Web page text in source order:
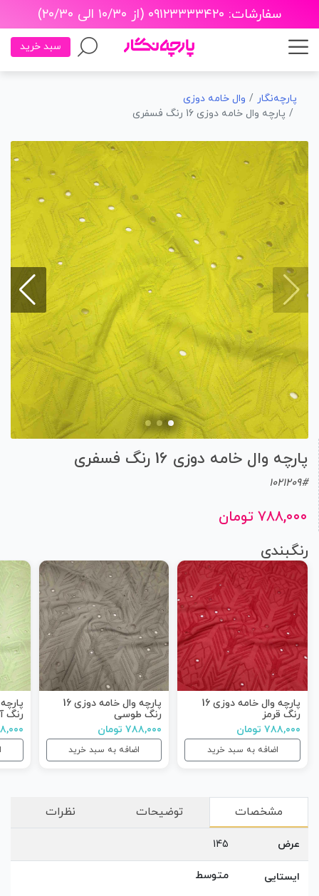
سفارشات: ۰۹۱۲۳۳۳۳۴۲۰ (از ۱۰/۳۰ الی ۲۰/۳۰)
سبد خرید
پارچه‌نگار
وال خامه دوزی
پارچه وال خامه دوزی 16 رنگ فسفری
پارچه وال خامه دوزی 16 رنگ فسفری
1021209#
۷۸۸,۰۰۰ تومان
رنگبندی
پارچه وال خامه دوزی 16
رنگ قرمز
۷۸۸,۰۰۰ تومان
اضافه به سبد خرید
پارچه وال خامه دوزی 16
رنگ طوسی
۷۸۸,۰۰۰ تومان
اضافه به سبد خرید
رنگ
۷۸۸,۰۰۰
مشخصات توضیحات نظرات
عرض 145
ایستایی متوسط